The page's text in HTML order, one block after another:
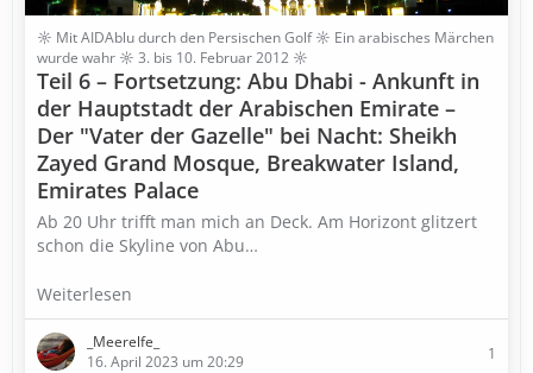
☼ Mit AIDAblu durch den Persischen Golf ☼ Ein arabisches Märchen
wurde wahr ☼ 3. bis 10. Februar 2012 ☼
Teil 6 – Fortsetzung: Abu Dhabi - Ankunft in
der Hauptstadt der Arabischen Emirate –
Der "Vater der Gazelle" bei Nacht: Sheikh
Zayed Grand Mosque, Breakwater Island,
Emirates Palace
Ab 20 Uhr trifft man mich an Deck. Am Horizont glitzert
schon die Skyline von Abu…
Weiterlesen
_Meerelfe_
16. April 2023 um 20:29
1